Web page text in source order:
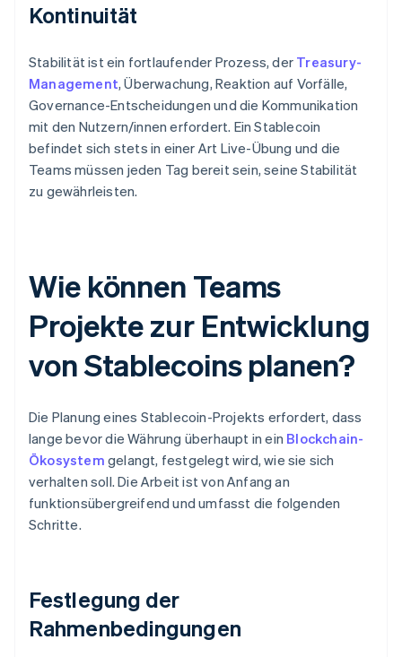
Kontinuität
Stabilität ist ein fortlaufender Prozess, der Treasury-
Management, Überwachung, Reaktion auf Vorfälle,
Governance-Entscheidungen und die Kommunikation
mit den Nutzern/innen erfordert. Ein Stablecoin
befindet sich stets in einer Art Live-Übung und die
Teams müssen jeden Tag bereit sein, seine Stabilität
zu gewährleisten.
Wie können Teams
Projekte zur Entwicklung
von Stablecoins planen?
Die Planung eines Stablecoin-Projekts erfordert, dass
lange bevor die Währung überhaupt in ein Blockchain-
Ökosystem gelangt, festgelegt wird, wie sie sich
verhalten soll. Die Arbeit ist von Anfang an
funktionsübergreifend und umfasst die folgenden
Schritte.
Festlegung der
Rahmenbedingungen